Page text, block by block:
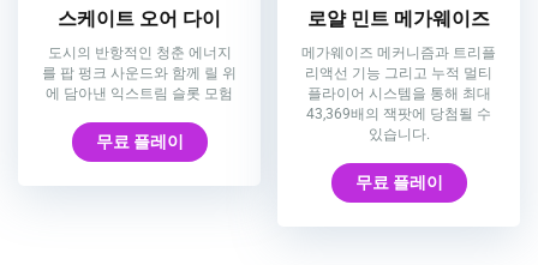
스케이트 오어 다이
도시의 반항적인 청춘 에너지
를 팝 펑크 사운드와 함께 릴 위
에 담아낸 익스트림 슬롯 모험
무료 플레이
로얄 민트 메가웨이즈
메가웨이즈 메커니즘과 트리플
리액선 기능 그리고 누적 멀티
플라이어 시스템을 통해 최대
43,369배의 잭팟에 당첨될 수
있습니다.
무료 플레이